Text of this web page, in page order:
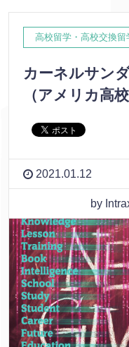
高校留学・高校交換留
カーネルサン
（アメリカ高校
2021.01.12
by